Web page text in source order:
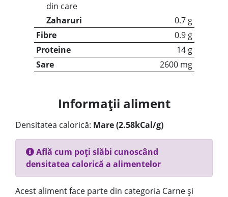
din care
Zaharuri
0.7 g
Fibre
0.9 g
Proteine
14 g
Sare
2600 mg
Informații aliment
Densitatea calorică: Mare (2.58kCal/g)
Află cum poți slăbi cunoscând
densitatea calorică a alimentelor
Acest aliment face parte din categoria Carne și